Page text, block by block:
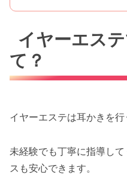
イヤーエス
て？
イヤーエステは耳かきを行
未経験でも丁寧に指導し
スも安心できます。